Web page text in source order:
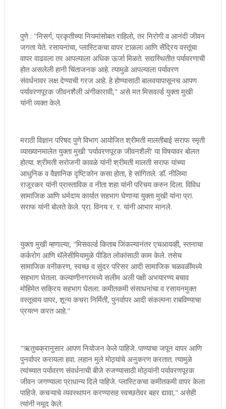
पुणे : "निसर्ग, प्रकृतीच्या नियमांसोबत राहिलो, तर निरोगी व आनंदी जीवन
जगता येते. रसायनांचा, प्लास्टिकचा वापर टाळला आणि सेंद्रिय वस्तूंचा
वापर वाढवला तर आपल्याला अधिक ऊर्जा मिळते. सद्यस्थितीत पर्यावरणाची
होत असलेली हानी चिंताजनक आहे. त्यामुळे आपल्याला पर्यावरण
संवर्धनावर लक्ष देण्याची गरज आहे. हे होण्यासाठी बालवयापासूनच आपण
पर्यावरणपूरक जीवनशैली अंगीकारावी," असे मत मिसवर्ल्ड युक्ता मुखी
यांनी व्यक्त केले.
मराठी विज्ञान परिषद पुणे विभाग आयोजित श्रीमती मालतीबाई सराफ स्मृती
व्याख्यानमालेत युक्ता मुखी 'पर्यावरणपूरक जीवनशैली' या विषयावर बोलत
होत्या. श्रीमती सरोजनी कावळे यांनी श्रीमती मालती सराफ यांच्या
आधुनिक व वैज्ञानिक दृष्टिकोन कसा होता, हे सांगितले. डॉ. नीलिमा
राजूरकर यांनी प्रास्ताविक व नीता शहा यांनी परिचय करुन दिला. विविध
सामाजिक आणि धर्मदाय कार्यात सहभाग घेणाऱ्या युक्ता मुखी यांना प्रा.
सराफ यांनी बोलते केले. प्रा. विनय र. र. यांनी आभार मानले.
युक्ता मुखी म्हणाल्या, "मिसवर्ल्ड किताब जिंकल्यानंतर एचआयव्ही, स्तनाचा
कर्करोग आणि थॅलेसीमियामुळे पीडित लोकांसाठी काम केले. तसेच
सामाजिक वनीकरण, स्वच्छ व सुंदर परिसर आदी सामाजिक चळवळींमध्ये
सहभाग घेतला. कल्याणीनगरमध्ये सलीम अली पक्षी अभयारण्य बचाव
मोहिमेत सक्रिय सहभाग घेतला. कमीतकमी संसाधनांचा व रसायनमुक्त
वस्तूचाय वापर, शून्य कचरा निर्मिती, पुनर्वापर आदी संकल्पना राबविण्याचा
प्रयत्न करत आहे."
"ऋतुचक्रानुसार आपण नियोजन केले पाहिजे. पाण्याचा जपून वापर आणि
पुनर्वापर करायला हवा. लहान मुले मोठ्यांचे अनुकरण करतात. त्यामुळे
त्यांच्यात पर्यावरण संवर्धनाची बीजे रुजण्यासाठी मोठ्यांनी पर्यावरणपूरक
जीवन जगण्याला प्राधान्य दिले पाहिजे. प्लास्टिकचा कमीतकमी वापर केला
पाहिजे. कचऱ्याचे व्यवस्थापन करण्यासह स्वच्छतेवर बहर द्यावा," असेही
त्यांनी नमूद केले.